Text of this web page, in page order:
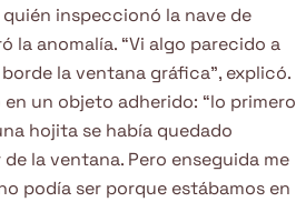
inspeccionó la nave de
la anomalía. “Vi algo parecido a
la ventana gráfica”, explicó.
un objeto adherido: “lo primero
hojita se había quedado
la ventana. Pero enseguida me
podía ser porque estábamos en